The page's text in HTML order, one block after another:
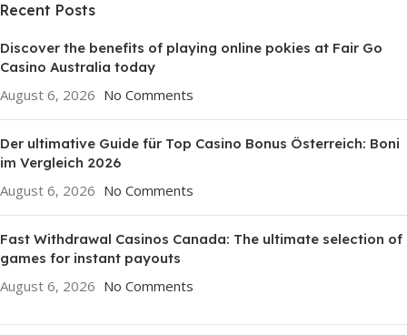
Recent Posts
Discover the benefits of playing online pokies at Fair Go
Casino Australia today
August 6, 2026 No Comments
Der ultimative Guide für Top Casino Bonus Österreich: Boni
im Vergleich 2026
August 6, 2026 No Comments
Fast Withdrawal Casinos Canada: The ultimate selection of
games for instant payouts
August 6, 2026 No Comments